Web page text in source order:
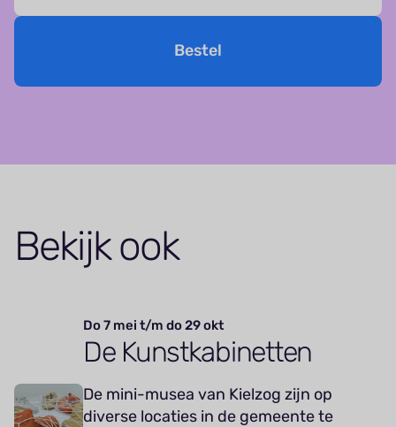
Bestel
Bekijk ook
Do 7 mei t/m do 29 okt
De Kunstkabinetten
De mini-musea van Kielzog zijn op
diverse locaties in de gemeente te